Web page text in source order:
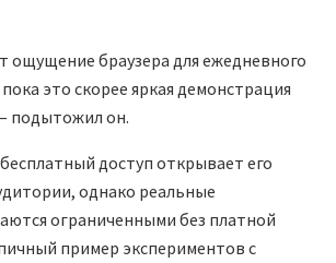
ощущение браузера для ежедневного
это скорее яркая демонстрация
подытожил он.
доступ открывает его
однако реальные
ограниченными без платной
пример экспериментов с